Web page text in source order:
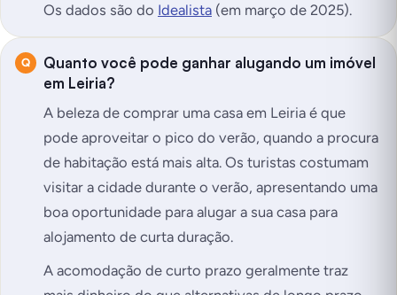
Os dados são do Idealista (em março de 2025).
Quanto você pode ganhar alugando um imóvel
em Leiria?
A beleza de comprar uma casa em Leiria é que
pode aproveitar o pico do verão, quando a procura
de habitação está mais alta. Os turistas costumam
visitar a cidade durante o verão, apresentando uma
boa oportunidade para alugar a sua casa para
alojamento de curta duração.
A acomodação de curto prazo geralmente traz